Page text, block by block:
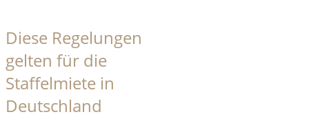
Diese Regelungen
gelten für die
Staffelmiete in
Deutschland